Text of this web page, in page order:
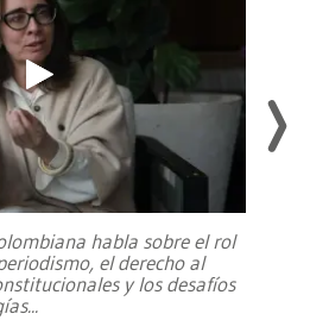
habla sobre el rol
el derecho al
y los desafíos
...